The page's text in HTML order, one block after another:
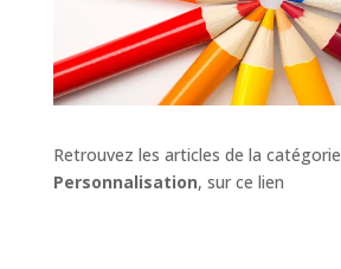
Retrouvez les articles de la catégorie
Personnalisation, sur ce lien